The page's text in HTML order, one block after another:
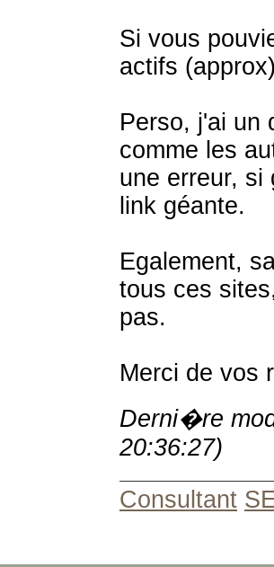
Si vous
actifs
Perso, j'ai un
comme les
une erreur, si
link géante.
Egalement,
tous ces
pas.
Merci de vos
Derni�re
20:36:27)
Consultant